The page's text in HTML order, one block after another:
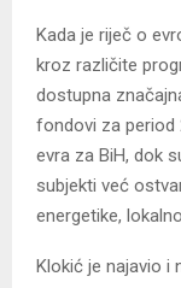
Kada je riječ o
kroz različite
dostupna
fondovi za period
evra za BiH, dok
subjekti već
energetike,
Klokić je najavio i